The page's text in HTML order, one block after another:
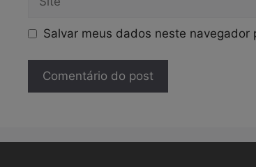
Salvar meus dados neste navegador